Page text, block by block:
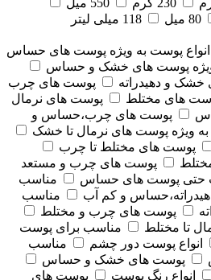
230 گرم
550 میل
80 میل
118 میلی لیتر
پوست به ویژه پوست های حساس
ویژه پوست های خشک و حساس
خشک و دهیدراته
پوست های چرب
های مختلط
پوست های نرمال
پوست های چرب،حساس و
به ویژه پوست های نرمال تا خشک
پوست های مختلط تا چرب
پوست های چرب و مستعد
حتی پوست های حساس
مناسب
و کم آب
مناسب
پوست های چرب و مختلط
تا مختلط
مناسب برای پوست
انواع پوست دور چشم
مناسب
پوست های خشک و حساس
انواع رنگ پوست
پوست های